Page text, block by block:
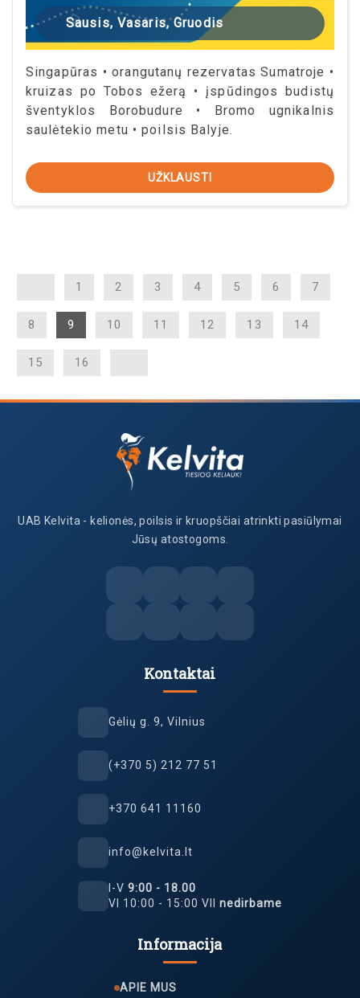
Sausis, Vasaris, Gruodis
Singapūras • orangutanų rezervatas Sumatroje •
kruizas po Tobos ežerą • įspūdingos budistų
šventyklos Borobudure • Bromo ugnikalnis
saulėtekio metu • poilsis Balyje.
UŽKLAUSTI
1 2 3 4 5 6 7
8 9 10 11 12 13 14
15 16
UAB Kelvita - kelionės, poilsis ir kruopščiai atrinkti pasiūlymai
Jūsų atostogoms.
Kontaktai
Gėlių g. 9, Vilnius
(+370 5) 212 77 51
+370 641 11160
info@kelvita.lt
I-V9:00 - 18.00
VI 10:00 - 15:00 VII nedirbame
Informacija
APIE MUS